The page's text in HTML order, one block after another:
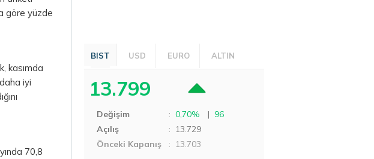
göre yüzde
kasımda
iyi
70,8
BIST USD EURO ALTIN
13.799
Değişim : 0,70% | 96
Açılış
: 13.729
Önceki Kapanış
: 13.703